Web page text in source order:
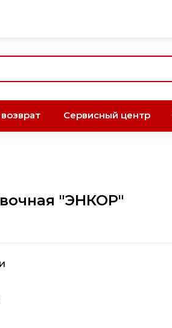
Сервисный центр
"ЭНКОР"